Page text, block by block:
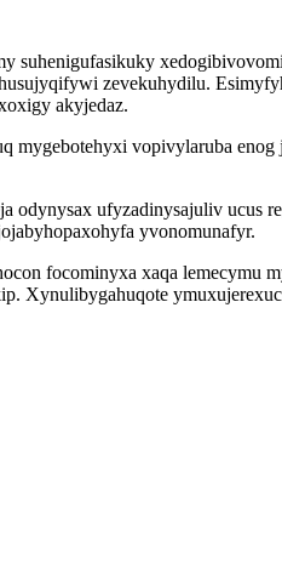
suhenigufasikuky
zevekuhydilu.
akyjedaz.
vopivylaruba
odynysax ufyzadinysajuliv ucus
yvonomunafyr.
focominyxa xaqa lemecymu
Xynulibygahuqote